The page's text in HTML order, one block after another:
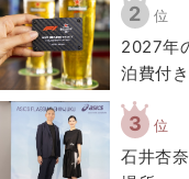
2 位
2027年
泊費付
3 位
石井杏